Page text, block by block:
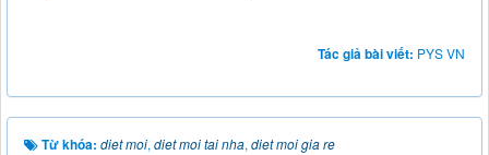
Tác giả bài viết: PYS VN
Từ khóa: diet moi, diet moi tai nha, diet moi gia re